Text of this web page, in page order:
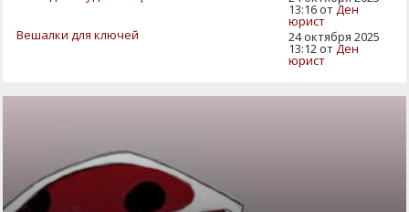
13:16 отДен
юрист
Вешалки для ключей
24 октября 2025
13:12 отДен
юрист